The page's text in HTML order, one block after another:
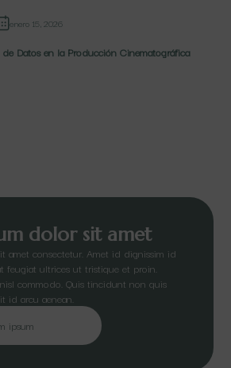
enero 15, 2026
Datos en la Producción Cinematográfica
dolor sit amet
amet consectetur. Amet id dignissim id
feugiat ultrices ut tristique et proin.
commodo. Quis tincidunt non quis
id arcu aenean.
ipsum